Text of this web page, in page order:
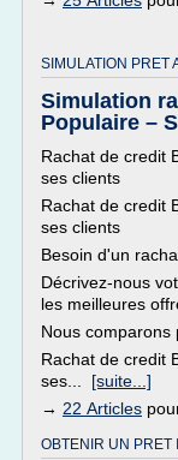
SIMULATION PRET
Simulation
Populaire –
Rachat de credit
ses clients
Rachat de credit
ses clients
Besoin d'un
Décrivez-nous
les meilleures
Nous comparons
Rachat de credit
ses... [suite...]
→ 22 Articles
OBTENIR UN PRET